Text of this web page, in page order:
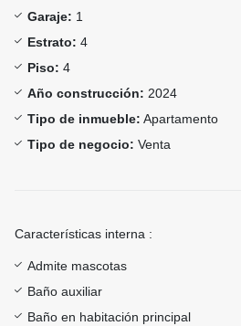
Garaje: 1
Estrato: 4
Piso: 4
Año construcción: 2024
Tipo de inmueble: Apartamento
Tipo de negocio: Venta
Características interna :
Admite mascotas
Baño auxiliar
Baño en habitación principal